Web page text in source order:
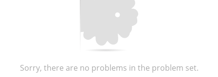
Sorry, there are no problems in the problem set.